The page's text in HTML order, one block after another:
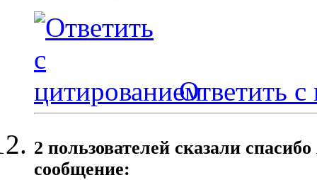
Ответить с
2 пользователей сказали
сообщение: